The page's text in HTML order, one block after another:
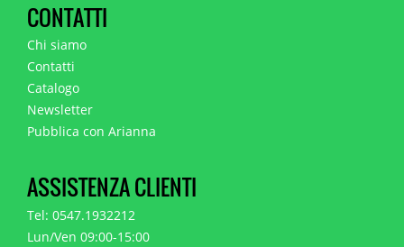
CONTATTI
Chi siamo
Contatti
Catalogo
Newsletter
Pubblica con Arianna
ASSISTENZA CLIENTI
Tel: 0547.1932212
Lun/Ven 09:00-15:00